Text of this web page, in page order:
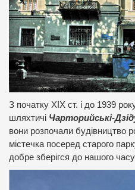
З початку ХІХ ст. і до 1939
шляхтичі Чарторийські-
вони розпочали будівництво
містечка посеред старого
добре зберігся до нашого